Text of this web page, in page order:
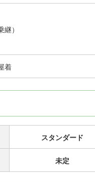
）
着
スタンダード
未定